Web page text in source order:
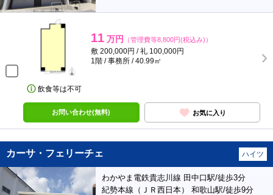
11 万円 （管理費等8,800円(税込み)）
敷 200,000円 / 礼 100,000円
1階 / 事務所 / 40.99㎡
飲食等は不可
お問い合わせ(無料) お気に入り
カーサ・フェリーチェ ハイツ
わかやま電鉄貴志川線 田中口駅/徒歩3分
紀勢本線（ＪＲ西日本） 和歌山駅/徒歩9分